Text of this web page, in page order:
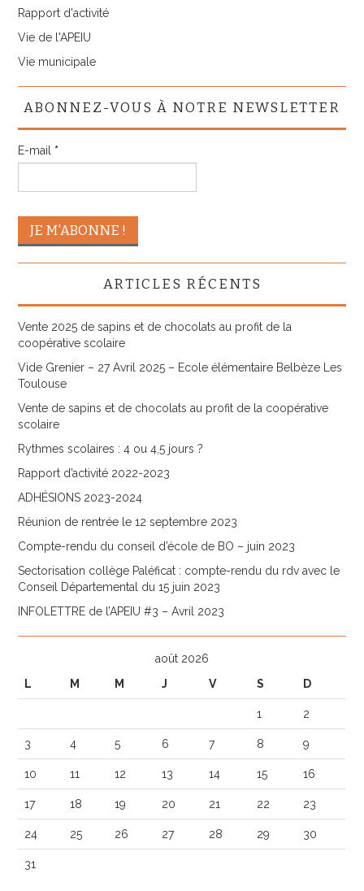
Rapport d'activité
Vie de l'APEIU
Vie municipale
ABONNEZ-VOUS À NOTRE NEWSLETTER
E-mail *
ARTICLES RÉCENTS
Vente 2025 de sapins et de chocolats au profit de la
coopérative scolaire
Vide Grenier – 27 Avril 2025 – Ecole élémentaire Belbèze Les
Toulouse
Vente de sapins et de chocolats au profit de la coopérative
scolaire
Rythmes scolaires : 4 ou 4,5 jours ?
Rapport d’activité 2022-2023
ADHÉSIONS 2023-2024
Réunion de rentrée le 12 septembre 2023
Compte-rendu du conseil d’école de BO – juin 2023
Sectorisation collège Paléficat : compte-rendu du rdv avec le
Conseil Départemental du 15 juin 2023
INFOLETTRE de l’APEIU #3 – Avril 2023
août 2026
L
M M J V S D
1 2
3 4 5 6 7 8 9
10 11 12 13 14 15 16
17 18 19 20 21 22 23
24 25 26 27 28 29 30
31